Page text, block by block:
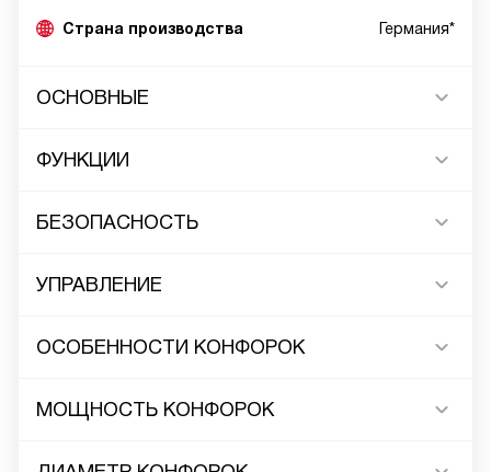
Страна производства Германия*
ОСНОВНЫЕ
ФУНКЦИИ
БЕЗОПАСНОСТЬ
УПРАВЛЕНИЕ
ОСОБЕННОСТИ КОНФОРОК
МОЩНОСТЬ КОНФОРОК